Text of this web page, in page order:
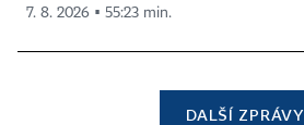
7. 8. 2026 ▪ 55:23 min.
DALŠÍ ZPRÁVY